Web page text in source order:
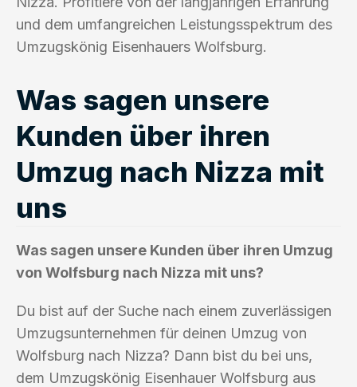
und dem umfangreichen Leistungsspektrum des
Umzugskönig Eisenhauers Wolfsburg.
Was sagen unsere
Kunden über ihren
Umzug nach Nizza mit
uns
Was sagen unsere Kunden über ihren Umzug
von Wolfsburg nach Nizza mit uns?
Du bist auf der Suche nach einem zuverlässigen
Umzugsunternehmen für deinen Umzug von
Wolfsburg nach Nizza? Dann bist du bei uns,
dem Umzugskönig Eisenhauer Wolfsburg aus